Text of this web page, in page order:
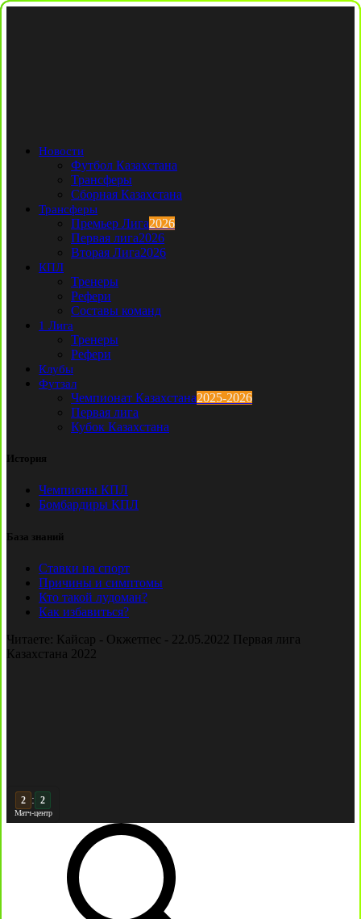
Новости
Футбол Казахстана
Трансферы
Сборная Казахстана
Трансферы
Премьер Лига2026
Первая лига2026
Вторая Лига2026
КПЛ
Тренеры
Рефери
Составы команд
1 Лига
Тренеры
Рефери
Клубы
Футзал
Чемпионат Казахстана2025-2026
Первая лига
Кубок Казахстана
История
Чемпионы КПЛ
Бомбардиры КПЛ
База знаний
Ставки на спорт
Причины и симптомы
Кто такой лудоман?
Как избавиться?
Читаете: Кайсар - Окжетпес - 22.05.2022 Первая лига
Казахстана 2022
: 2
Матч-центр